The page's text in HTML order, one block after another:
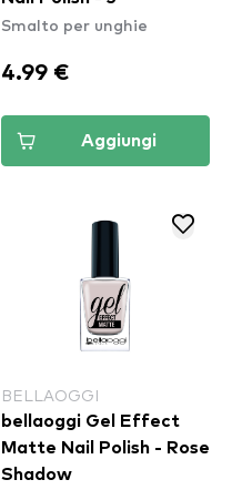
Smalto per unghie
4.99 €
Aggiungi
BELLAOGGI
bellaoggi Gel Effect
Matte Nail Polish - Rose
Shadow